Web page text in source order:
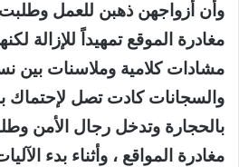
وأن أزواجهن ذهبن للعمل
مغادرة الموقع تمهيداً للإزالة
مشادات كلامية وملاسنات بين
والسجانات كادت تصل لإحتماك
بالحجارة وتدخل رجال الأمن
مغادرة المواقع ، وأثناء بدء